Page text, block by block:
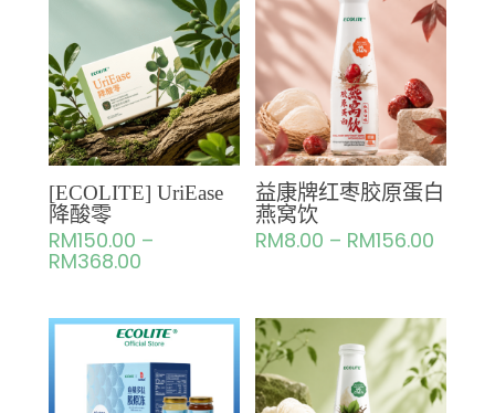
[ECOLITE] UriEase
降酸零
RM150.00 –
RM368.00
益康牌红枣胶原蛋白
燕窝饮
RM8.00 – RM156.00